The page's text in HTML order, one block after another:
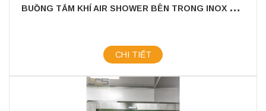
B
UỒNG TẮM KHÍ AIR SHOWER BÊN TRONG INOX BÊN NGOÀI SƠN TĨNH ĐIỆN CHO 3-4 NGƯỜI
CHI TIẾT